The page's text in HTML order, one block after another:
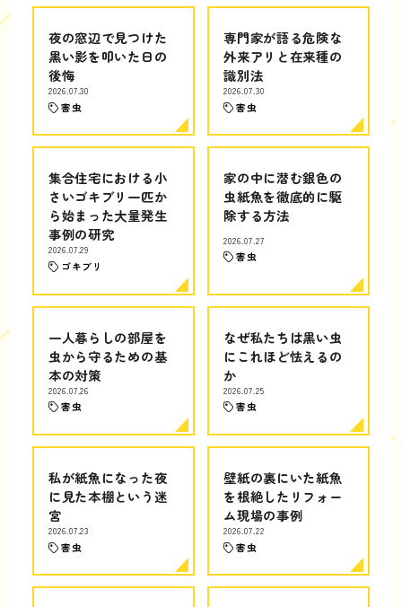
夜の窓辺で見つけた
黒い影を叩いた日の
後悔
2026.07.30
害虫
専門家が語る危険な
外来アリと在来種の
識別法
2026.07.30
害虫
集合住宅における小
さいゴキブリ一匹か
ら始まった大量発生
事例の研究
2026.07.29
ゴキブリ
家の中に潜む銀色の
虫紙魚を徹底的に駆
除する方法
2026.07.27
害虫
一人暮らしの部屋を
虫から守るための基
本の対策
2026.07.26
害虫
なぜ私たちは黒い虫
にこれほど怯えるの
か
2026.07.25
害虫
私が紙魚になった夜
に見た本棚という迷
宮
2026.07.23
害虫
壁紙の裏にいた紙魚
を根絶したリフォー
ム現場の事例
2026.07.22
害虫